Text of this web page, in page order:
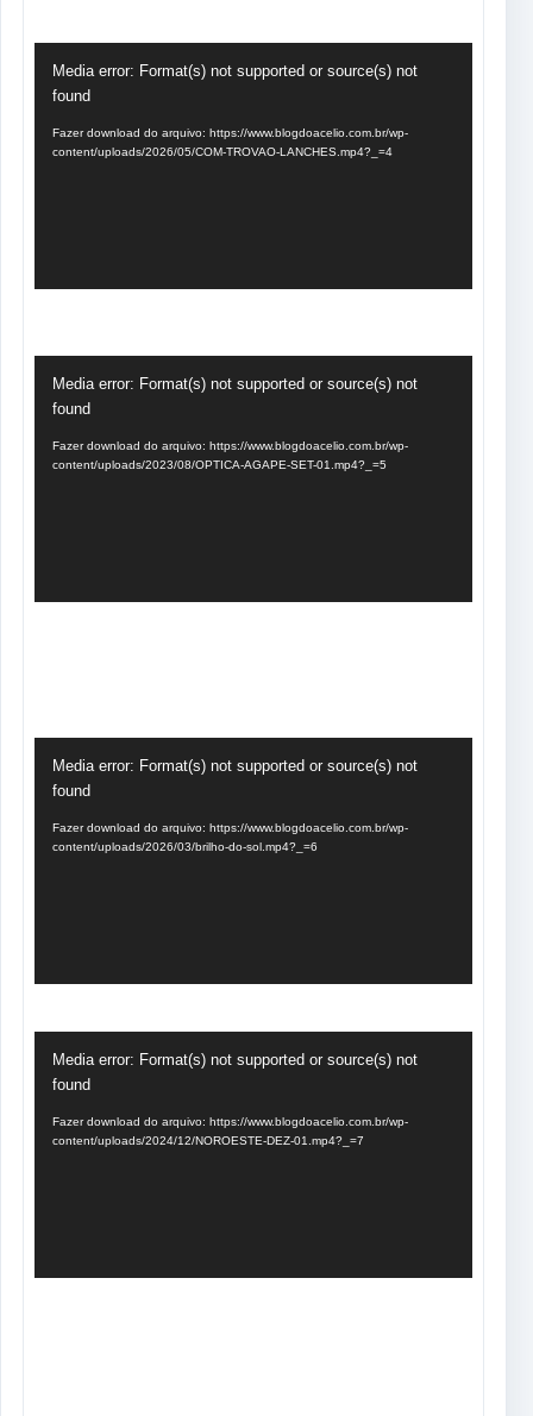
de
Media error: Format(s) not supported or source(s) not
found
Fazer download do arquivo: https://www.blogdoacelio.com.br/wp-
content/uploads/2026/05/COM-TROVAO-LANCHES.mp4?_=4
de
Media error: Format(s) not supported or source(s) not
found
Fazer download do arquivo: https://www.blogdoacelio.com.br/wp-
content/uploads/2023/08/OPTICA-AGAPE-SET-01.mp4?_=5
de
Media error: Format(s) not supported or source(s) not
found
Fazer download do arquivo: https://www.blogdoacelio.com.br/wp-
content/uploads/2026/03/brilho-do-sol.mp4?_=6
de
Media error: Format(s) not supported or source(s) not
found
Fazer download do arquivo: https://www.blogdoacelio.com.br/wp-
content/uploads/2024/12/NOROESTE-DEZ-01.mp4?_=7